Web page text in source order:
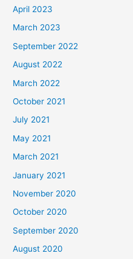
April 2023
March 2023
September 2022
August 2022
March 2022
October 2021
July 2021
May 2021
March 2021
January 2021
November 2020
October 2020
September 2020
August 2020